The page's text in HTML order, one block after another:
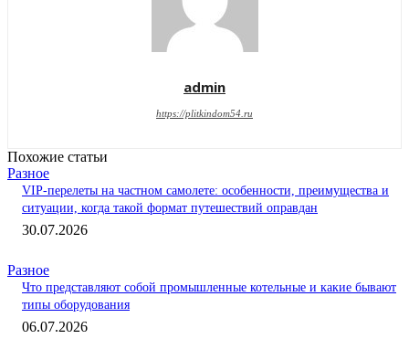
admin
https://plitkindom54.ru
Похожие статьи
Разное
VIP-перелеты на частном самолете: особенности, преимущества и
ситуации, когда такой формат путешествий оправдан
30.07.2026
Разное
Что представляют собой промышленные котельные и какие бывают
типы оборудования
06.07.2026